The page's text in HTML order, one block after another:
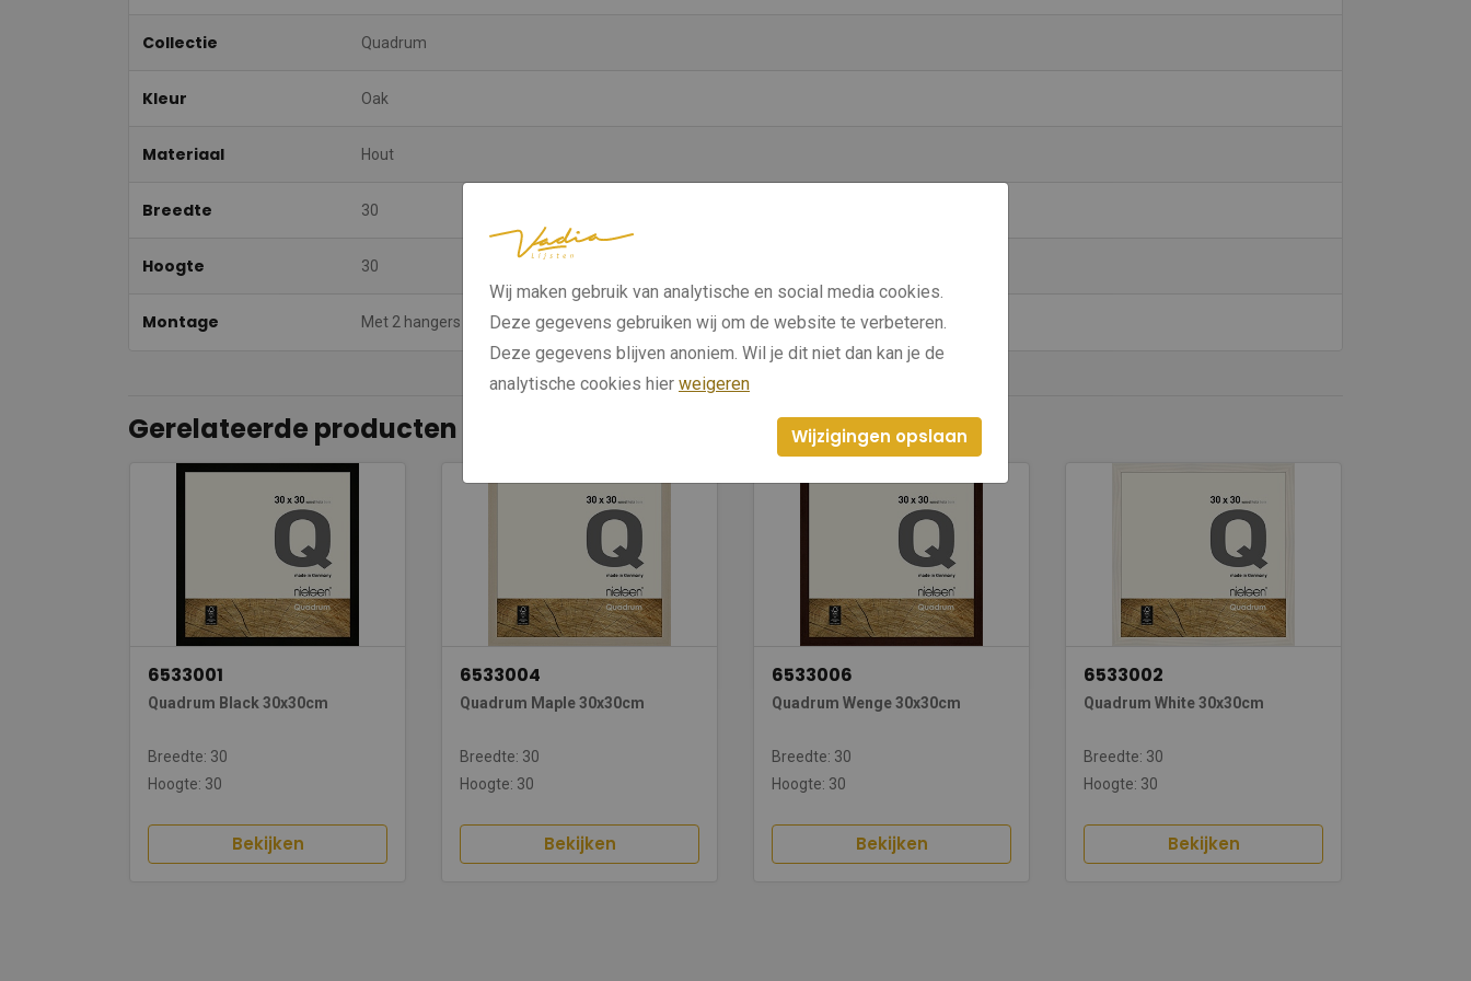
Collectie Quadrum
Kleur Oak
Materiaal Hout
Breedte 30
Hoogte 30
Montage Met 2 hangers
Gerelateerde producten
6533001
Quadrum Black 30x30cm
Breedte: 30
Hoogte: 30
Bekijken
6533004
Quadrum Maple 30x30cm
Breedte: 30
Hoogte: 30
Bekijken
6533006
Quadrum Wenge 30x30cm
Breedte: 30
Hoogte: 30
Bekijken
6533002
Quadrum White 30x30cm
Breedte: 30
Hoogte: 30
Bekijken
Wij maken gebruik van analytische en social media cookies.
Deze gegevens gebruiken wij om de website te verbeteren.
Deze gegevens blijven anoniem. Wil je dit niet dan kan je de
analytische cookies hier weigeren
Wijzigingen opslaan